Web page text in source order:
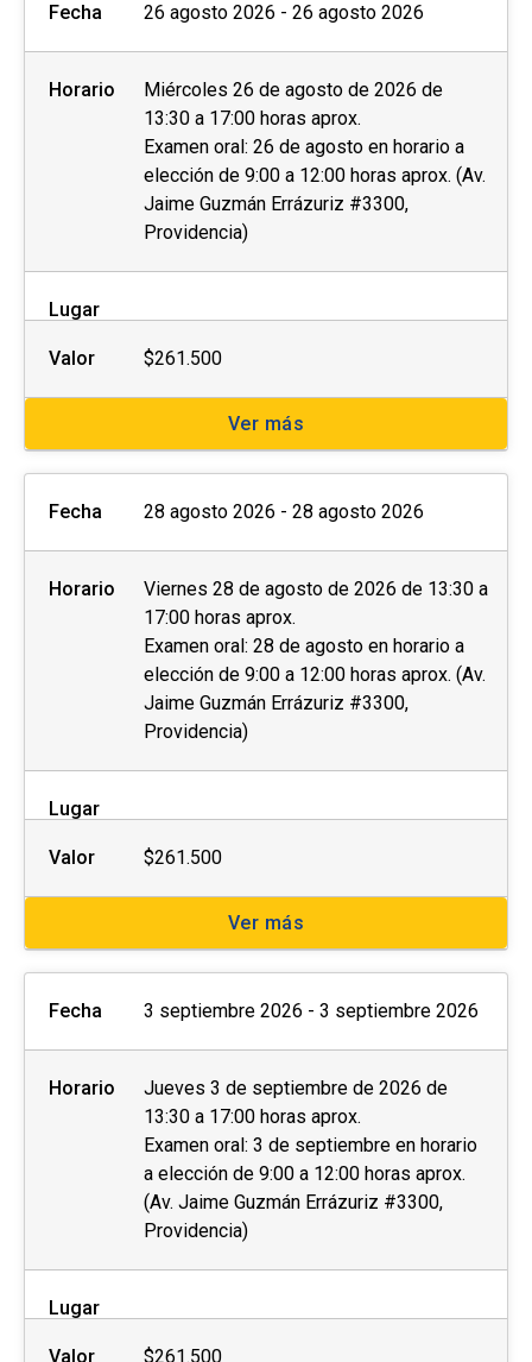
Fecha 26 agosto 2026 - 26 agosto 2026
Horario
Miércoles 26 de agosto de 2026 de
13:30 a 17:00 horas aprox.
Examen oral: 26 de agosto en horario a
elección de 9:00 a 12:00 horas aprox. (Av.
Jaime Guzmán Errázuriz #3300,
Providencia)
Lugar
Valor $261.500
Ver más
Fecha 28 agosto 2026 - 28 agosto 2026
Horario
Viernes 28 de agosto de 2026 de 13:30 a
17:00 horas aprox.
Examen oral: 28 de agosto en horario a
elección de 9:00 a 12:00 horas aprox. (Av.
Jaime Guzmán Errázuriz #3300,
Providencia)
Lugar
Valor $261.500
Ver más
Fecha 3 septiembre 2026 - 3 septiembre 2026
Horario
Jueves 3 de septiembre de 2026 de
13:30 a 17:00 horas aprox.
Examen oral: 3 de septiembre en horario
a elección de 9:00 a 12:00 horas aprox.
(Av. Jaime Guzmán Errázuriz #3300,
Providencia)
Lugar
Valor $261.500